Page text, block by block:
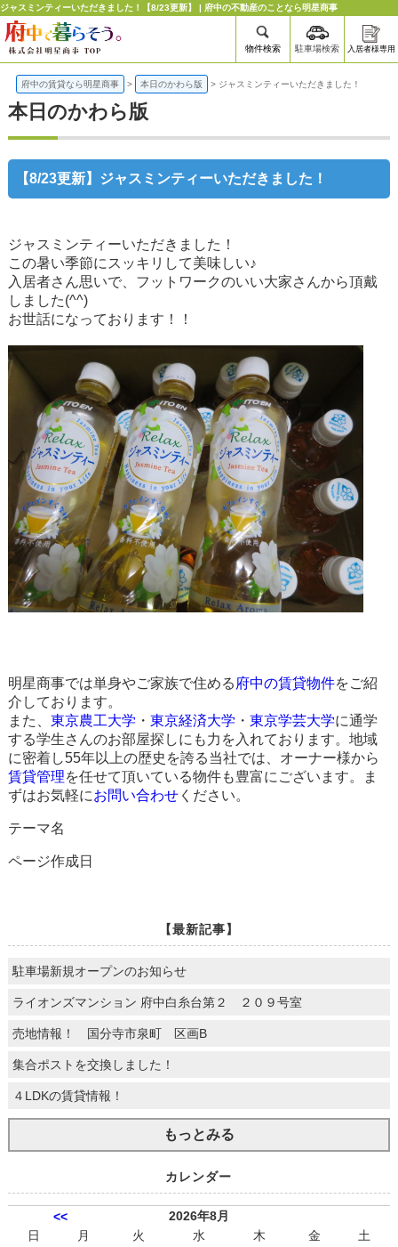
ジャスミンティーいただきました！【8/23更新】 | 府中の不動産のことなら明星商事
物件検索 駐車場検索 入居者様専用
府中の賃貸なら明星商事 > 本日のかわら版 > ジャスミンティーいただきました！
本日のかわら版
【8/23更新】ジャスミンティーいただきました！
ジャスミンティーいただきました！
この暑い季節にスッキリして美味しい♪
入居者さん思いで、フットワークのいい大家さんから頂戴
しました(^^)
お世話になっております！！
明星商事では単身やご家族で住める 府中の賃貸物件をご紹
介しております。
また、 東京農工大学 ・ 東京経済大学 ・ 東京学芸大学に通学
する学生さんのお部屋探しにも力を入れております。地域
に密着し55年以上の歴史を誇る当社では、オーナー様から
賃貸管理を任せて頂いている物件も豊富にございます。ま
ずはお気軽にお問い合わせください。
テーマ名
ページ作成日
【最新記事】
駐車場新規オープンのお知らせ
ライオンズマンション 府中白糸台第２ ２０９号室
売地情報！ 国分寺市泉町 区画B
集合ポストを交換しました！
４LDKの賃貸情報！
もっとみる
カレンダー
<<
2026年8月
日
月 火 水 木 金
土